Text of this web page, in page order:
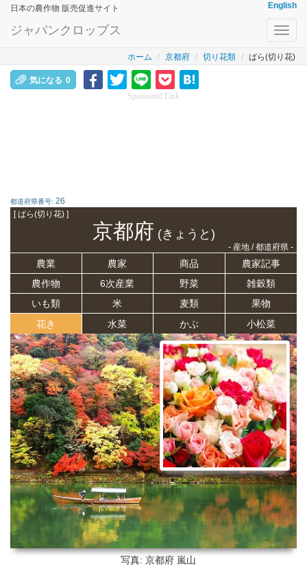
日本の農作物 販売促進サイト English
ジャパンクロップス
ホーム 京都府 切り花類 ばら(切り花)
気になる 0
Sponsored Link
都道府県番号: 26
[ ばら(切り花) ]
京都府 (きょうと)
- 産地 / 都道府県 -
農業 農家 商品
農家記事
農作物
6次産業 野菜
雑穀類
いも類
米 麦類
果物
花き
水菜 かぶ 小松菜
写真: 京都府 嵐山